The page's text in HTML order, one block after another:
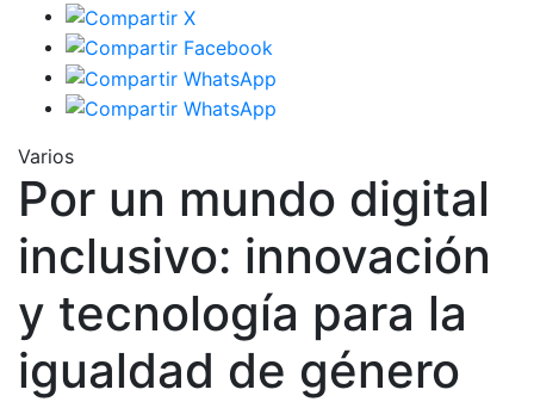
Varios
Por un mundo digital
inclusivo: innovación
y tecnología para la
igualdad de género